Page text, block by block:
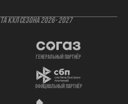
КХЛ СЕЗОНА 2026- 2027
генеральный партнёр
официальный партнёр